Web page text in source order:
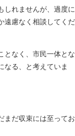
しれませんが、過度に
遠慮なく相談してくだ
となく、市民一体とな
なる、と考えていま
まだ収束には至ってお